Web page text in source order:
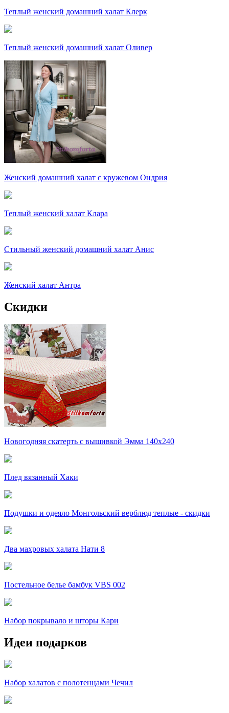
Теплый женский домашний халат Клерк
Теплый женский домашний халат Оливер
Женский домашний халат с кружевом Ондрия
Теплый женский халат Клара
Стильный женский домашний халат Анис
Женский халат Антра
Скидки
Новогодняя скатерть с вышивкой Эмма 140х240
Плед вязанный Хаки
Подушки и одеяло Монгольский верблюд теплые - скидки
Два махровых халата Нати 8
Постельное белье бамбук VBS 002
Набор покрывало и шторы Кари
Идеи подарков
Набор халатов с полотенцами Чечил